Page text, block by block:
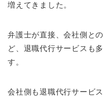
増えてきました。
弁護士が直接、会社側と
ど、退職代行サービスも
す。
会社側も退職代行サービ